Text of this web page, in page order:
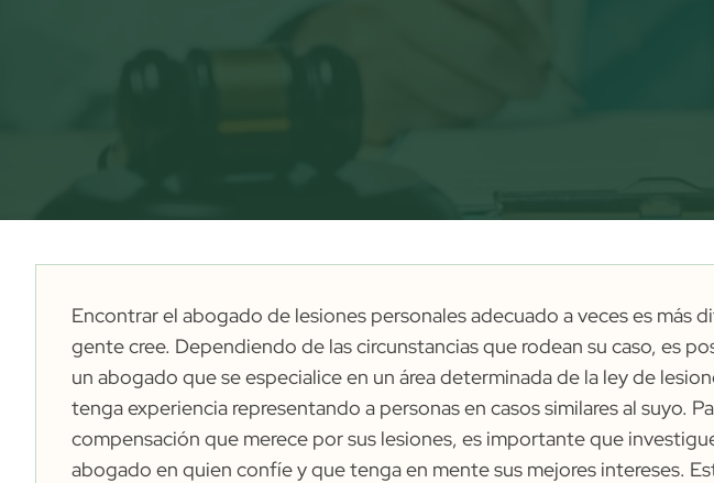
Encontrar el abogado de lesiones personales adecuado a veces es más
gente cree. Dependiendo de las circunstancias que rodean su caso, es
un abogado que se especialice en un área determinada de la ley de
tenga experiencia representando a personas en casos similares al suyo.
compensación que merece por sus lesiones, es importante que
abogado en quien confíe y que tenga en mente sus mejores intereses.